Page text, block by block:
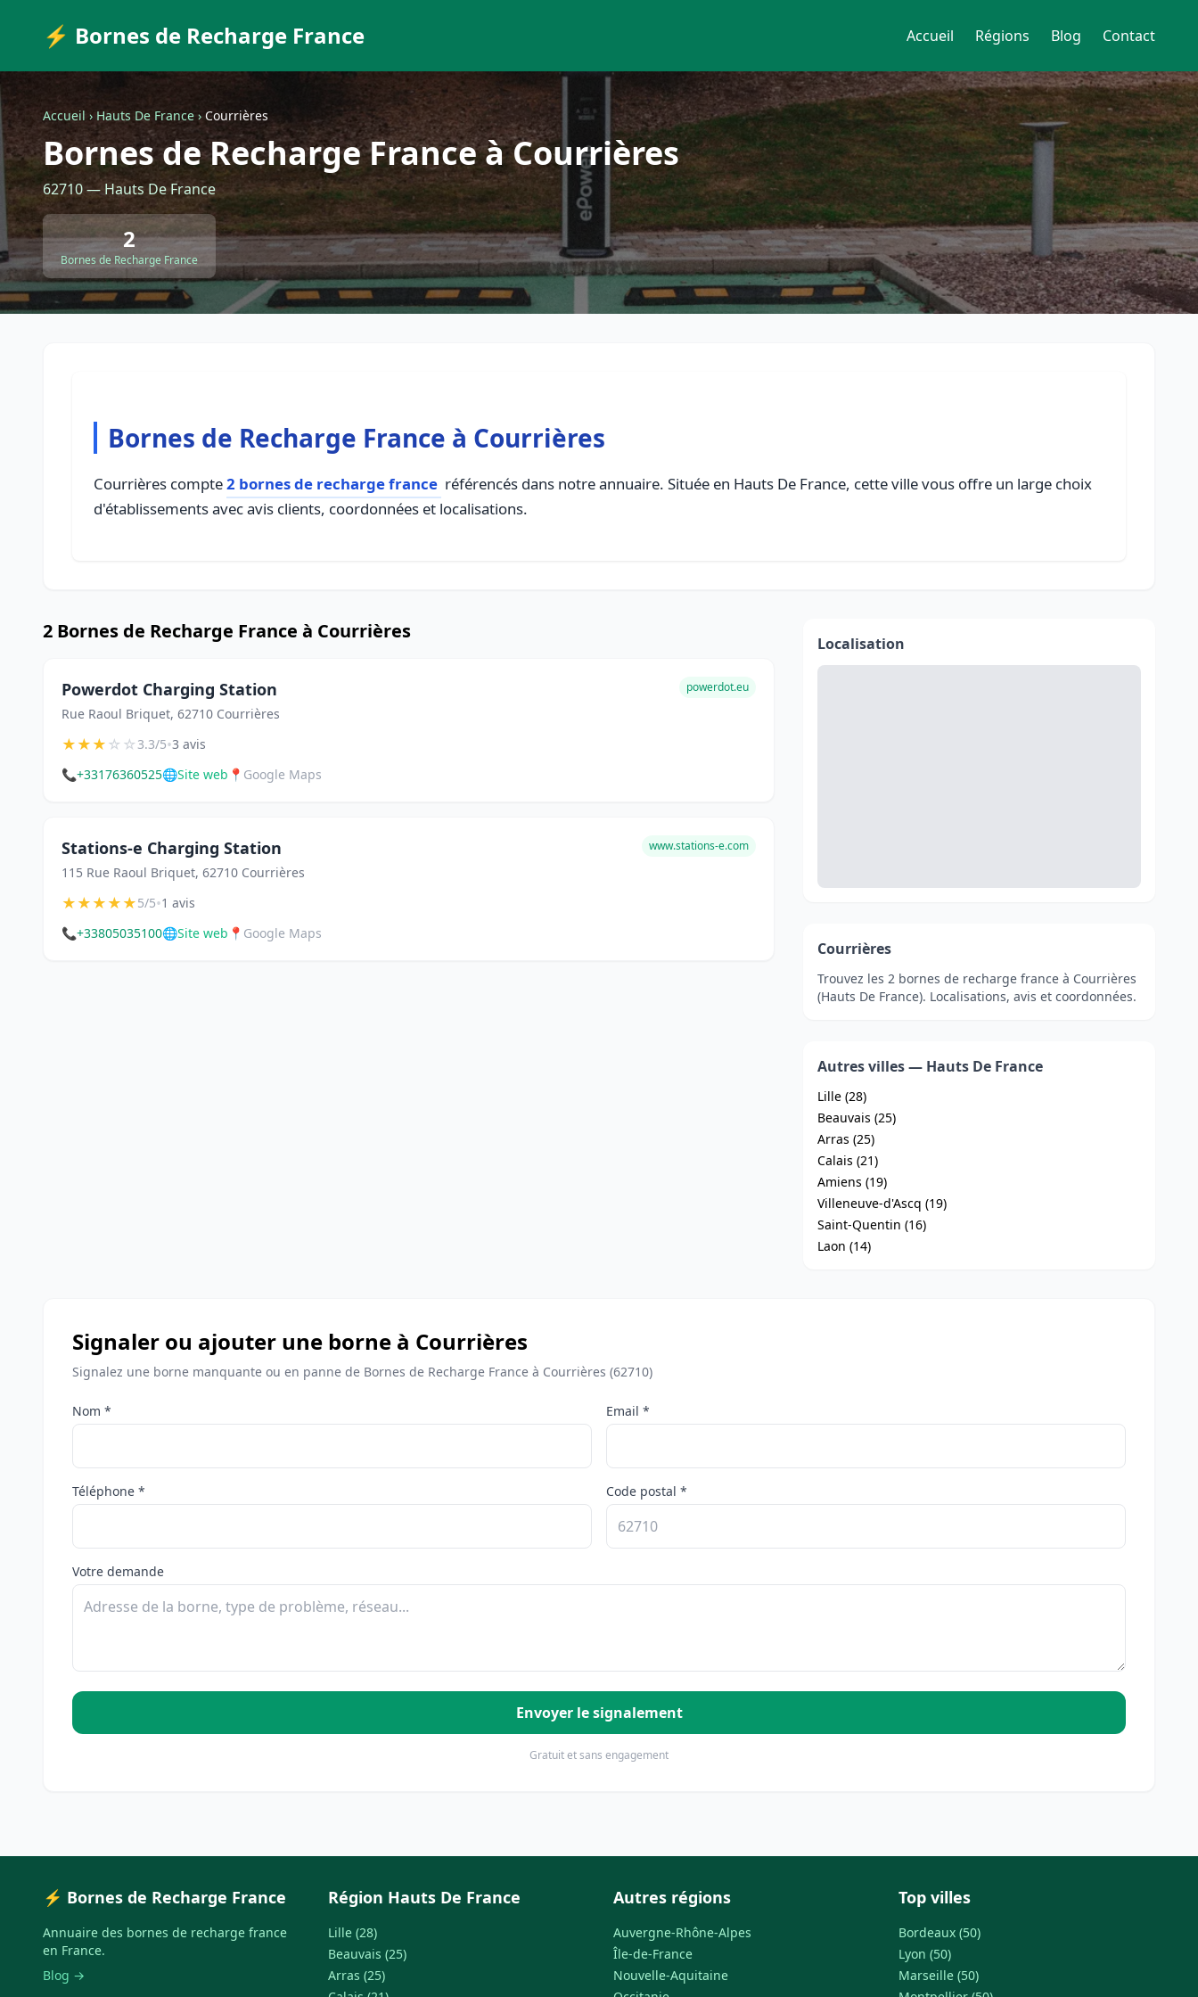
⚡ Bornes de Recharge France Accueil Régions Blog Contact
Accueil › Hauts De France › Courrières
Bornes de Recharge France à Courrières
62710 — Hauts De France
2
Bornes de Recharge France
Bornes de Recharge France à Courrières
Courrières compte2 bornes de recharge france référencés dans notre annuaire. Située en Hauts De France, cette ville vous offre un large choix
d'établissements avec avis clients, coordonnées et localisations.
2 Bornes de Recharge France à Courrières
Powerdot Charging Station
Rue Raoul Briquet, 62710 Courrières
powerdot.eu
★★★☆☆3.3/5•3 avis
📞+33176360525🌐Site web 📍 Google Maps
Stations-e Charging Station
115 Rue Raoul Briquet, 62710 Courrières
www.stations-e.com
★★★★★5/5•1 avis
📞+33805035100🌐Site web 📍 Google Maps
Localisation
Courrières
Trouvez les 2 bornes de recharge france à Courrières
(Hauts De France). Localisations, avis et coordonnées.
Autres villes — Hauts De France
Lille (28)
Beauvais (25)
Arras (25)
Calais (21)
Amiens (19)
Villeneuve-d'Ascq (19)
Saint-Quentin (16)
Laon (14)
Signaler ou ajouter une borne à Courrières
Signalez une borne manquante ou en panne de Bornes de Recharge France à Courrières (62710)
Nom * Email *
Téléphone * Code postal *
Votre demande
Envoyer le signalement
Gratuit et sans engagement
⚡ Bornes de Recharge France
Annuaire des bornes de recharge france
en France.
Blog →
Région Hauts De France
Lille (28)
Beauvais (25)
Arras (25)
Autres régions
Auvergne-Rhône-Alpes
Île-de-France
Nouvelle-Aquitaine
Top villes
Bordeaux (50)
Lyon (50)
Marseille (50)